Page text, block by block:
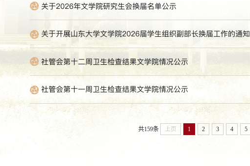
关于2026年文学院研究生会换届名单公示
关于开展山东大学文学院2026届学生组织副部长换届工作的通知
社管会第十二周卫生检查结果文学院情况公示
社管会第十一周卫生检查结果文学院情况公示
共159条 上页 1 2 3 4 5